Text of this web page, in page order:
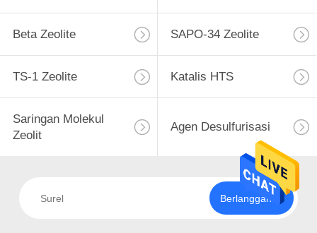
Beta Zeolite SAPO-34 Zeolite
TS-1 Zeolite Katalis HTS
Saringan Molekul
Zeolit
Agen Desulfurisasi
Berlangganan